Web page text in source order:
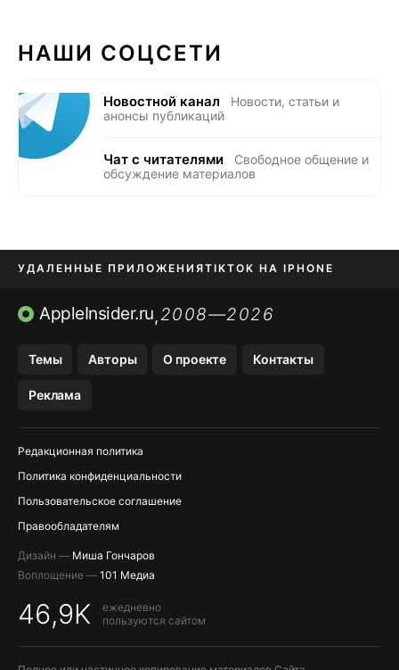
НАШИ СОЦСЕТИ
Новостной канал
Новости, статьи и
анонсы публикаций
Чат с читателями
Свободное общение и
обсуждение материалов
УДАЛЕННЫЕ ПРИЛОЖЕНИЯTIKTOK НА IPHONE
ПРИЛОЖЕНИЯ БЕЗ APP STORE
AppleInsider.ru,2008—2026
Темы Авторы О проекте Контакты
Реклама
Редакционная политика
Политика конфиденциальности
Пользовательское соглашение
Правообладателям
Дизайн — Миша Гончаров
Воплощение — 101 Медиа
46,9K
ежедневно
пользуются сайтом